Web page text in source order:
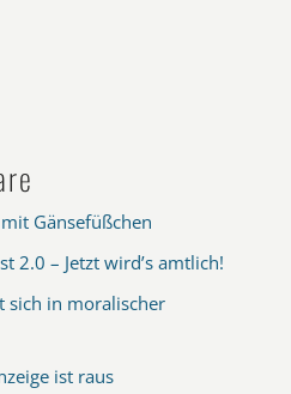
Gänsefüßchen
2.0 – Jetzt wird’s amtlich!
sich in moralischer
ist raus